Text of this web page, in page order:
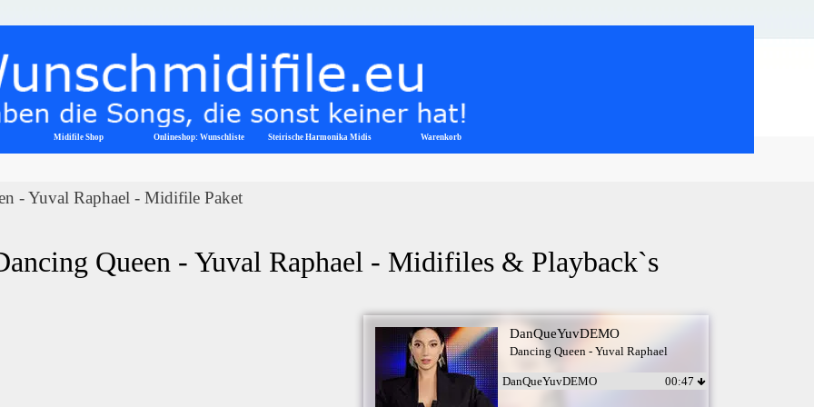
Menü überspringen
Midifile Shop ▼
Onlineshop: Wunschliste Steirische Harmonika Midis ▼
Warenkorb
- Yuval Raphael - Midifile Paket
Queen - Yuval Raphael - Midifiles & Playback`s
DanQueYuvDEMO
Dancing Queen - Yuval Raphael
DanQueYuvDEMO 00:47